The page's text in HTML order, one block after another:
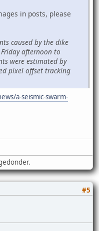
in posts, please
caused by the dike
afternoon to
were estimated by
pixel offset tracking
a-seismic-swarm-
#5